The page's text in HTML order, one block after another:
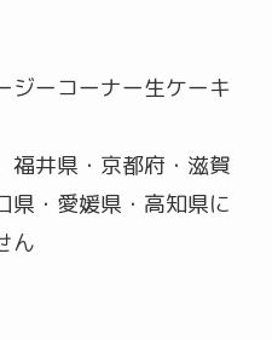
ジーコーナー生ケーキ
井県・京都府・滋賀
県・愛媛県・高知県に
ん